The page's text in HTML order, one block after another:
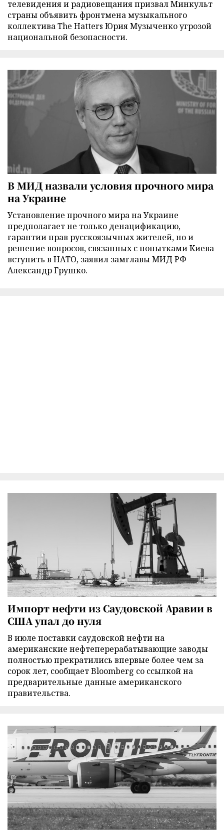
телевидения и радиовещания призвал Минкульт
страны объявить фронтмена музыкального
коллектива The Hatters Юрия Музыченко угрозой
национальной безопасности.
В МИД назвали условия прочного мира
на Украине
Установление прочного мира на Украине
предполагает не только денацификацию,
гарантии прав русскоязычных жителей, но и
решение вопросов, связанных с попытками Киева
вступить в НАТО, заявил замглавы МИД РФ
Александр Грушко.
Импорт нефти из Саудовской Аравии в
США упал до нуля
В июле поставки саудовской нефти на
американские нефтеперерабатывающие заводы
полностью прекратились впервые более чем за
сорок лет, сообщает Bloomberg со ссылкой на
предварительные данные американского
правительства.